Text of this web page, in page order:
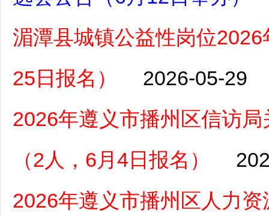
湄潭县城镇公益性岗位
25日报名）
2026-05-29
2026年遵义市播州区信访
（2人，6月4日报名）
2026年遵义市播州区人力